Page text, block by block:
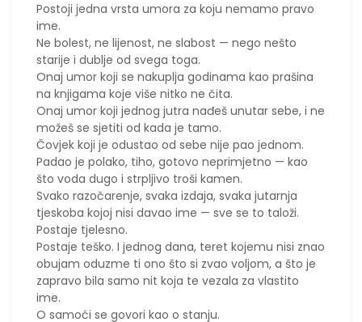
Postoji jedna vrsta umora za koju nemamo pravo
ime.
Ne bolest, ne lijenost, ne slabost — nego nešto
starije i dublje od svega toga.
Onaj umor koji se nakuplja godinama kao prašina
na knjigama koje više nitko ne čita.
Onaj umor koji jednog jutra nađeš unutar sebe, i ne
možeš se sjetiti od kada je tamo.
Čovjek koji je odustao od sebe nije pao jednom.
Padao je polako, tiho, gotovo neprimjetno — kao
što voda dugo i strpljivo troši kamen.
Svako razočarenje, svaka izdaja, svaka jutarnja
tjeskoba kojoj nisi davao ime — sve se to taloži.
Postaje tjelesno.
Postaje teško. I jednog dana, teret kojemu nisi znao
obujam oduzme ti ono što si zvao voljom, a što je
zapravo bila samo nit koja te vezala za vlastito
ime.
O samoći se govori kao o stanju.